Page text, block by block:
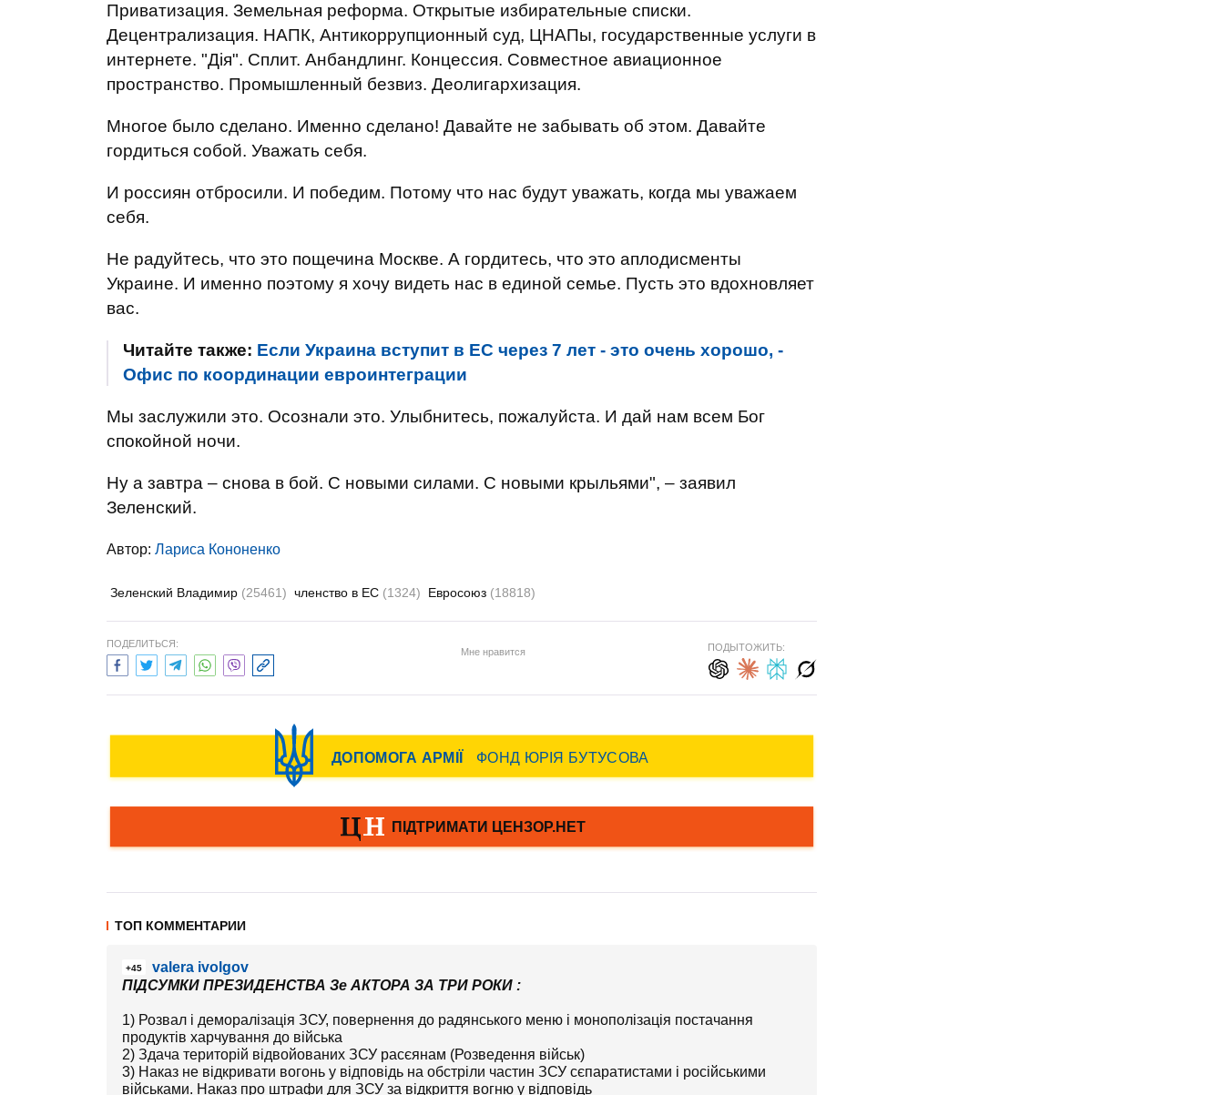
Приватизация. Земельная реформа. Открытые избирательные списки.
Децентрализация. НАПК, Антикоррупционный суд, ЦНАПы, государственные услуги в
интернете. "Дія". Сплит. Анбандлинг. Концессия. Совместное авиационное
пространство. Промышленный безвиз. Деолигархизация.
Многое было сделано. Именно сделано! Давайте не забывать об этом. Давайте
гордиться собой. Уважать себя.
И россиян отбросили. И победим. Потому что нас будут уважать, когда мы уважаем
себя.
Не радуйтесь, что это пощечина Москве. А гордитесь, что это аплодисменты
Украине. И именно поэтому я хочу видеть нас в единой семье. Пусть это вдохновляет
вас.
Читайте также: Если Украина вступит в ЕС через 7 лет - это очень хорошо, -
Офис по координации евроинтеграции
Мы заслужили это. Осознали это. Улыбнитесь, пожалуйста. И дай нам всем Бог
спокойной ночи.
Ну а завтра – снова в бой. С новыми силами. С новыми крыльями", – заявил
Зеленский.
Автор: Лариса Кононенко
Зеленский Владимир (25461) членство в ЕС (1324) Евросоюз (18818)
ПОДЕЛИТЬСЯ:
Мне нравится ПОДЫТОЖИТЬ:
ТОП КОММЕНТАРИИ
+45
valera ivolgov
ПІДСУМКИ ПРЕЗИДЕНСТВА Зе АКТОРА ЗА ТРИ РОКИ :
1) Розвал і деморалізація ЗСУ, повернення до радянського меню і монополізація постачання
продуктів харчування до війська
2) Здача територій відвойованих ЗСУ расєянам (Розведення військ)
3) Наказ не відкривати вогонь у відповідь на обстріли частин ЗСУ сєпаратистами і російськими
військами. Наказ про штрафи для ЗСУ за відкриття вогню у відповідь